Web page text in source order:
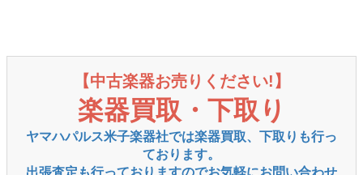
【中古楽器お売りください!】
楽器買取・下取り
ヤマハパルス米子楽器社では楽器買取、下取りも行っ
ております。